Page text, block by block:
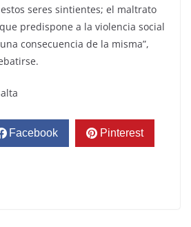
seres sintientes; el maltrato
predispone a la violencia social
consecuencia de la misma”,
Facebook Pinterest